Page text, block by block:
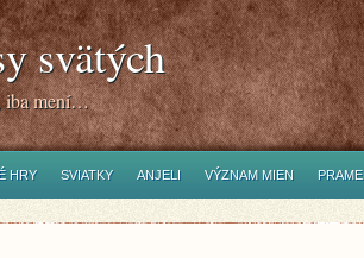
svätých
iba mení…
HRY SVIATKY ANJELI VÝZNAM MIEN